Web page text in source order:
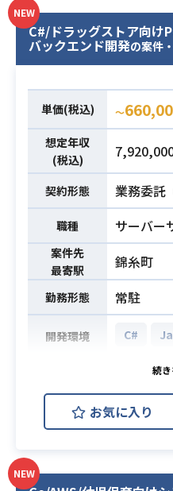
した開発
管理
必須スキル
・ベトナ
ア開発プ
経験
・Azure
・ネイテ
本のビ
深い知見
・テクニ
ックリー
・PG開
等でハン
術力)
・AI駆動
・SQL
・要件
ける顧
Backlog
Slack
おける
用をご担
模リリー
行い、
サービス
術負債の
応してい
【仕事内
下記の業
す。
・社外向
開発およ
データ
応）
・社内向
（監視、
NEW
C#/ドラッグストア向け
バックエンド開発の案件
単価(税込) 〜
想定年収
(税込)
契約形態 業務委託
職種 サーバー
案件先
最寄駅
錦糸町
勤務形態 常駐
開発環境 C#
ドラッ
発案件で
基幹シス
Sシステ
・POSシ
お気に入り
NEW